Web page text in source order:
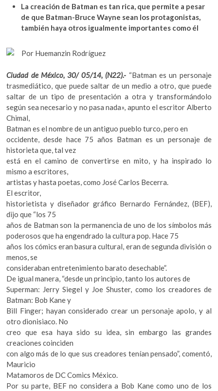
e
b
o
o
k
itt
er
at
s
A
p
p
La creación de Batman es tan rica, que permite a pesar
de que Batman-Bruce Wayne sean los protagonistas,
también haya otros igualmente importantes como él
Por Huemanzin Rodríguez
Ciudad de México, 30/ 05/14, (N22).- “Batman es un personaje
trasmediático, que puede saltar de un medio a otro, que puede
saltar de un tipo de presentación a otra y transformándolo
según sea necesario y no pasa nada», apunto el escritor Alberto
Chimal,
Batman es el nombre de un antiguo pueblo turco, pero en
occidente, desde hace 75 años Batman es un personaje de
historieta que, tal vez
está en el camino de convertirse en mito, y ha inspirado lo
mismo a escritores,
artistas y hasta poetas, como José Carlos Becerra.
El escritor,
historietista y diseñador gráfico Bernardo Fernández, (BEF),
dijo que “los 75
años de Batman son la permanencia de uno de los símbolos más
poderosos que ha engendrado la cultura pop. Hace 75
años los cómics eran basura cultural, eran de segunda división o
menos, se
consideraban entretenimiento barato desechable”.
De igual manera, “desde un principio, tanto los autores de
Superman: Jerry Siegel y Joe Shuster, como los creadores de
Batman: Bob Kane y
Bill Finger; hayan considerado crear un personaje apolo, y al
otro dionisiaco. No
creo que esa haya sido su idea, sin embargo las grandes
creaciones coinciden
con algo más de lo que sus creadores tenían pensado”, comentó,
Mauricio
Matamoros de DC Comics México.
Por su parte, BEF no considera a Bob Kane como uno de los